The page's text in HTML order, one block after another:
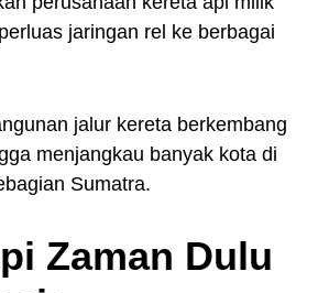
jaringan rel ke berbagai
jalur kereta berkembang
menjangkau banyak kota di
Sumatra.
Zaman Dulu